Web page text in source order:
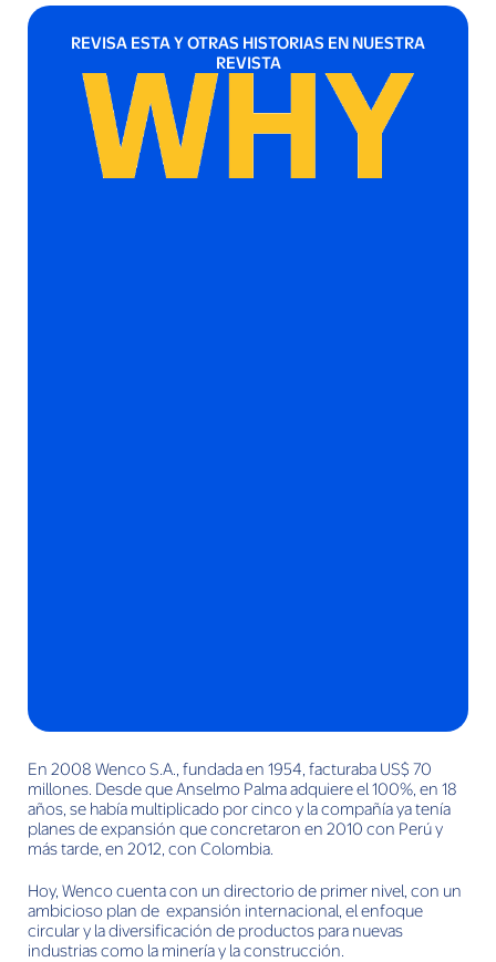
REVISA ESTA Y OTRAS HISTORIAS EN NUESTRA
REVISTA
En 2008 Wenco S.A., fundada en 1954, facturaba US$ 70
millones. Desde que Anselmo Palma adquiere el 100%, en 18
años, se había multiplicado por cinco y la compañía ya tenía
planes de expansión que concretaron en 2010 con Perú y
más tarde, en 2012, con Colombia.
Hoy, Wenco cuenta con un directorio de primer nivel, con un
ambicioso plan de expansión internacional, el enfoque
circular y la diversificación de productos para nuevas
industrias como la minería y la construcción.